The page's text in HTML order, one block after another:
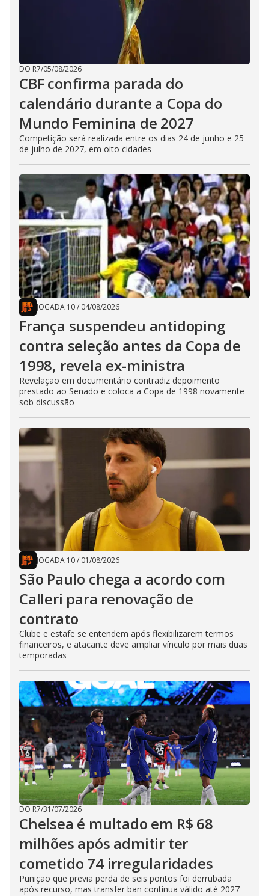
DO R7/05/08/2026
CBF confirma parada do
calendário durante a Copa do
Mundo Feminina de 2027
Competição será realizada entre os dias 24 de junho e 25
de julho de 2027, em oito cidades
JOGADA 10/ 04/08/2026
França suspendeu antidoping
contra seleção antes da Copa de
1998, revela ex-ministra
Revelação em documentário contradiz depoimento
prestado ao Senado e coloca a Copa de 1998 novamente
sob discussão
JOGADA 10/ 01/08/2026
São Paulo chega a acordo com
Calleri para renovação de
contrato
Clube e estafe se entendem após flexibilizarem termos
financeiros, e atacante deve ampliar vínculo por mais duas
temporadas
DO R7/31/07/2026
Chelsea é multado em R$ 68
milhões após admitir ter
cometido 74 irregularidades
Punição que previa perda de seis pontos foi derrubada
após recurso, mas transfer ban continua válido até 2027